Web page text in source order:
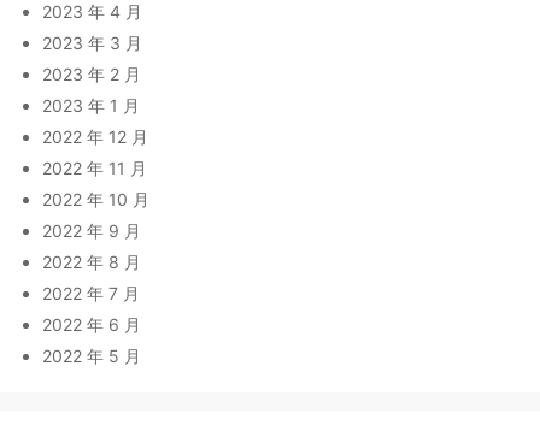
2023 年 4 月
2023 年 3 月
2023 年 2 月
2023 年 1 月
2022 年 12 月
2022 年 11 月
2022 年 10 月
2022 年 9 月
2022 年 8 月
2022 年 7 月
2022 年 6 月
2022 年 5 月